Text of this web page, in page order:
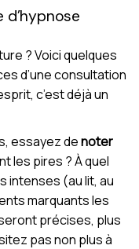
? Voici quelques
d’une consultation
c’est déjà un
essayez denoter
les pires ? À quel
intenses (au lit, au
marquants les
précises, plus
pas non plus à